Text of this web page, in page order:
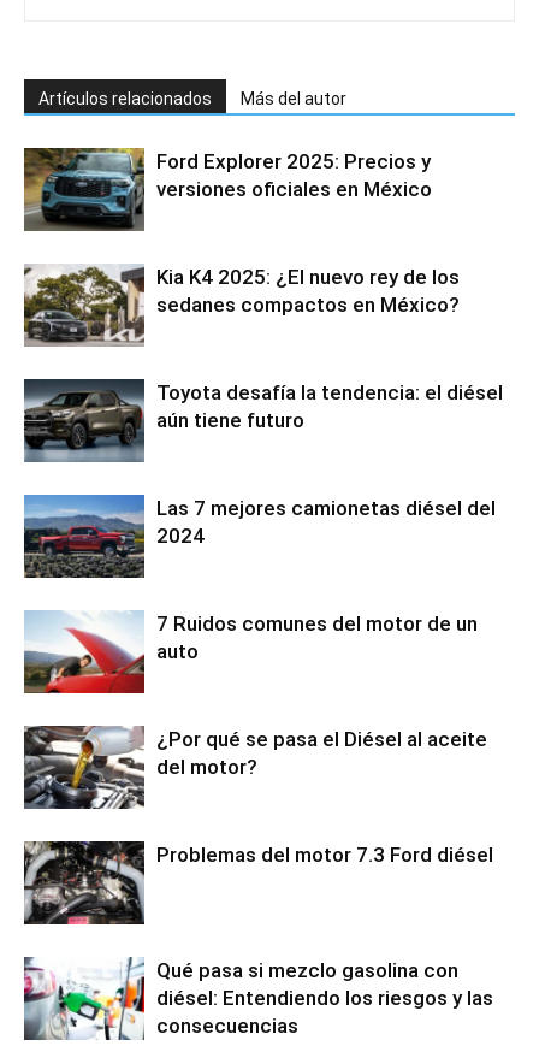
Artículos relacionados Más del autor
Ford Explorer 2025: Precios y
versiones oficiales en México
Kia K4 2025: ¿El nuevo rey de los
sedanes compactos en México?
Toyota desafía la tendencia: el diésel
aún tiene futuro
Las 7 mejores camionetas diésel del
2024
7 Ruidos comunes del motor de un
auto
¿Por qué se pasa el Diésel al aceite
del motor?
Problemas del motor 7.3 Ford diésel
Qué pasa si mezclo gasolina con
diésel: Entendiendo los riesgos y las
consecuencias